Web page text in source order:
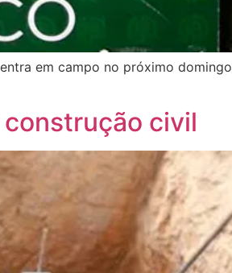
em campo no próximo domingo
civil